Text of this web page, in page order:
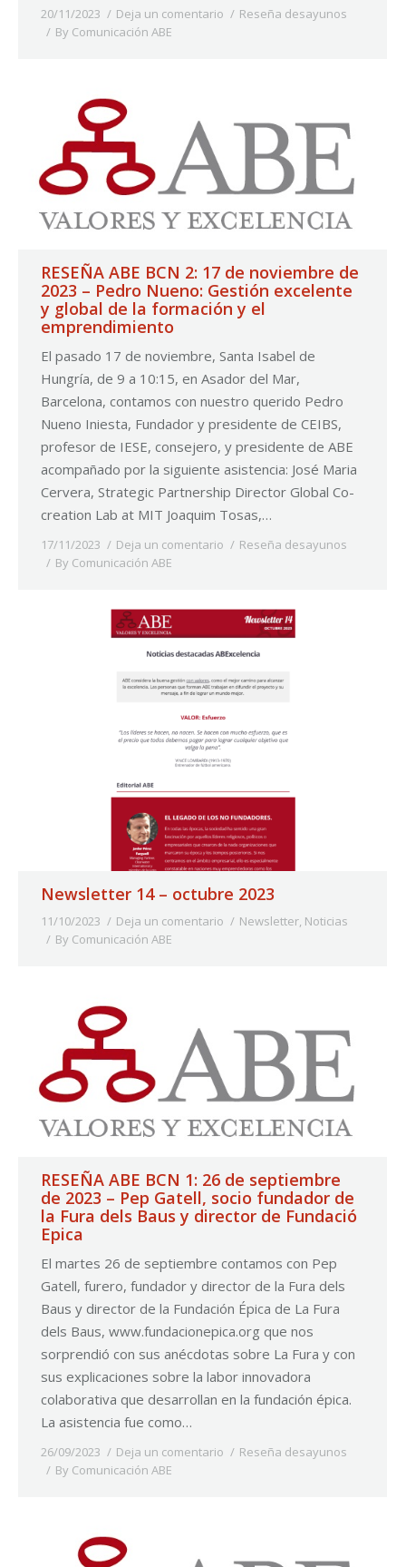
20/11/2023 Deja un comentario
Reseña desayunos
By Comunicación ABE
RESEÑA ABE BCN 2: 17 de noviembre de
2023 – Pedro Nueno: Gestión excelente
y global de la formación y el
emprendimiento
El pasado 17 de noviembre, Santa Isabel de
Hungría, de 9 a 10:15, en Asador del Mar,
Barcelona, contamos con nuestro querido Pedro
Nueno Iniesta, Fundador y presidente de CEIBS,
profesor de IESE, consejero, y presidente de ABE
acompañado por la siguiente asistencia: José Maria
Cervera, Strategic Partnership Director Global Co-
creation Lab at MIT Joaquim Tosas,…
17/11/2023 Deja un comentario
Reseña desayunos
By Comunicación ABE
Newsletter 14 – octubre 2023
11/10/2023 Deja un comentario Newsletter, Noticias
By Comunicación ABE
RESEÑA ABE BCN 1: 26 de septiembre
de 2023 – Pep Gatell, socio fundador de
la Fura dels Baus y director de Fundació
Epica
El martes 26 de septiembre contamos con Pep
Gatell, furero, fundador y director de la Fura dels
Baus y director de la Fundación Épica de La Fura
dels Baus, www.fundacionepica.org que nos
sorprendió con sus anécdotas sobre La Fura y con
sus explicaciones sobre la labor innovadora
colaborativa que desarrollan en la fundación épica.
La asistencia fue como…
26/09/2023 Deja un comentario
Reseña desayunos
By Comunicación ABE